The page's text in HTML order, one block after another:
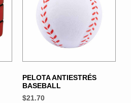
PELOTA ANTIESTRÉS
BASEBALL
$21.70